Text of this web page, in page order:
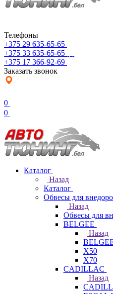
Телефоны
+375 29 635-65-65
+375 33 635-65-65
+375 17 366-92-69
Заказать звонок
0
0
Каталог
Назад
Каталог
Обвесы для
Назад
Обвесы для
BELGEE
Назад
X50
X70
CADILLAC
Назад